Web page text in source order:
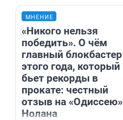
МНЕНИЕ
«Никого нельзя
победить». О чём
главный блокбастер
этого года, который
бьет рекорды в
прокате: честный
отзыв на «Одиссею»
Нолана